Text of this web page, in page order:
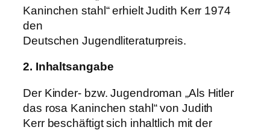
Kaninchen stahl“ erhielt Judith Kerr 1974
den
Deutschen Jugendliteraturpreis.
2. Inhaltsangabe
Der Kinder- bzw. Jugendroman „Als Hitler
das rosa Kaninchen stahl“ von Judith
Kerr beschäftigt sich inhaltlich mit der